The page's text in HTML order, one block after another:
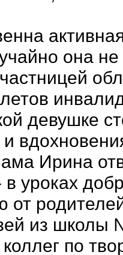
она не
девушке
Ирина
в уроках
от
из школы
по